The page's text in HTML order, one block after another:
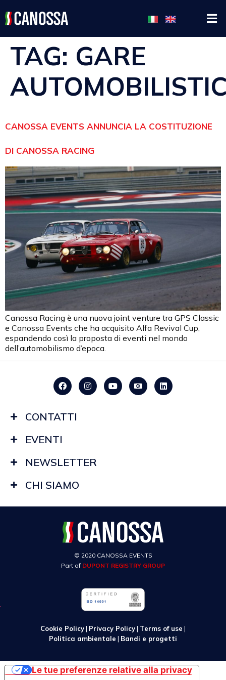
TAG: GARE
CANOSSA EVENTS ANNUNCIA LA COSTITUZIONE
DI CANOSSA RACING
Canossa Racing è una nuova joint venture tra GPS Classic
e Canossa Events che ha acquisito Alfa Revival Cup,
espandendo così la proposta di eventi nel mondo
dell’automobilismo d’epoca.
CONTATTI
EVENTI
NEWSLETTER
CHI SIAMO
© 2020 CANOSSA EVENTS
Part of DUPONT REGISTRY GROUP
Cookie Policy| Privacy Policy| Terms of use |
Politica ambientale | Bandi e progetti
Le tue preferenze relative alla privacy